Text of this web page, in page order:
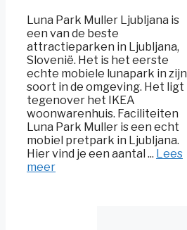
Luna Park Muller Ljubljana is
een van de beste
attractieparken in Ljubljana,
Slovenië. Het is het eerste
echte mobiele lunapark in zijn
soort in de omgeving. Het ligt
tegenover het IKEA
woonwarenhuis. Faciliteiten
Luna Park Muller is een echt
mobiel pretpark in Ljubljana.
Hier vind je een aantal ... Lees
meer